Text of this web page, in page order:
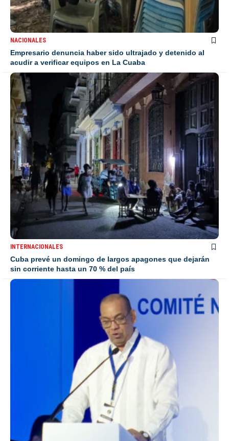
NACIONALES
Empresario denuncia haber sido ultrajado y detenido al
acudir a verificar equipos en La Cuaba
INTERNACIONALES
Cuba prevé un domingo de largos apagones que dejarán
sin corriente hasta un 70 % del país